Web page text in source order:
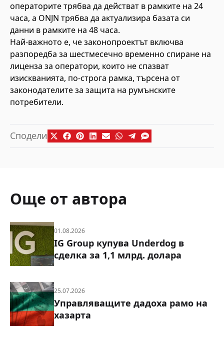
операторите трябва да действат в рамките на 24
часа, а ONJN трябва да актуализира базата си
данни в рамките на 48 часа.
Най-важното е, че законопроектът включва
разпоредба за шестмесечно временно спиране на
лиценза за оператори, които не спазват
изискванията, по-строга рамка, търсена от
законодателите за защита на румънските
потребители.
Сподели
Още от автора
01.08.2026
IG Group купува Underdog в
сделка за 1,1 млрд. долара
25.07.2026
Управляващите дадоха рамо на
хазарта